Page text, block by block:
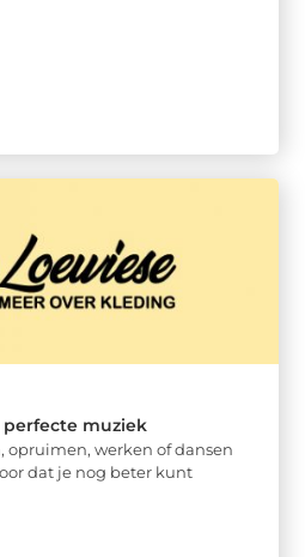
perfecte muziek
opruimen, werken of dansen
dat je nog beter kunt